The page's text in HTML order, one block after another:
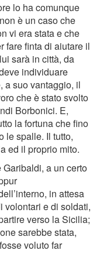
lo ha comunque
è un caso che
vi era stata e che
fare ﬁnta di aiutare il
sarà in città, da
individuare
a suo vantaggio, il
che è stato svolto
Borbonici. E,
la fortuna che ﬁno
le spalle. Il tutto,
ed il proprio mito.
a un certo
in attesa
volontari e di soldati,
verso la Sicilia;
sarebbe stata,
voluto far